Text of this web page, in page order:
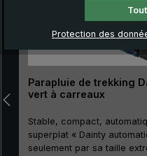
Parapluie de trekking
vert à carreaux
Stable, compact,
superplat « Dainty
seulement par sa taille
Protection des